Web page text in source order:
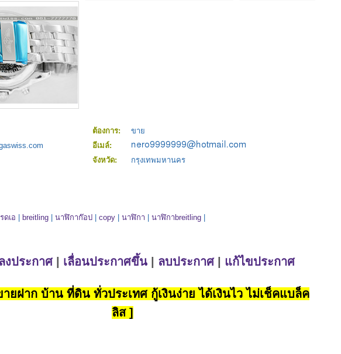
ต้องการ:
ขาย
อีเมล์:
จังหวัด:
กรุงเทพมหานคร
ดเอ breitling นาฬิกาก๊อป copy นาฬิกา นาฬิกาbreitling
งประกาศ| เลื่อนประกาศขึ้น ลบประกาศ| แก้ไขประกาศ
ยฝาก บ้าน ที่ดิน ทั่วประเทศ กู้เงินง่าย ได้เงินไว ไม่เช็คแบล็ค
ลิส ]